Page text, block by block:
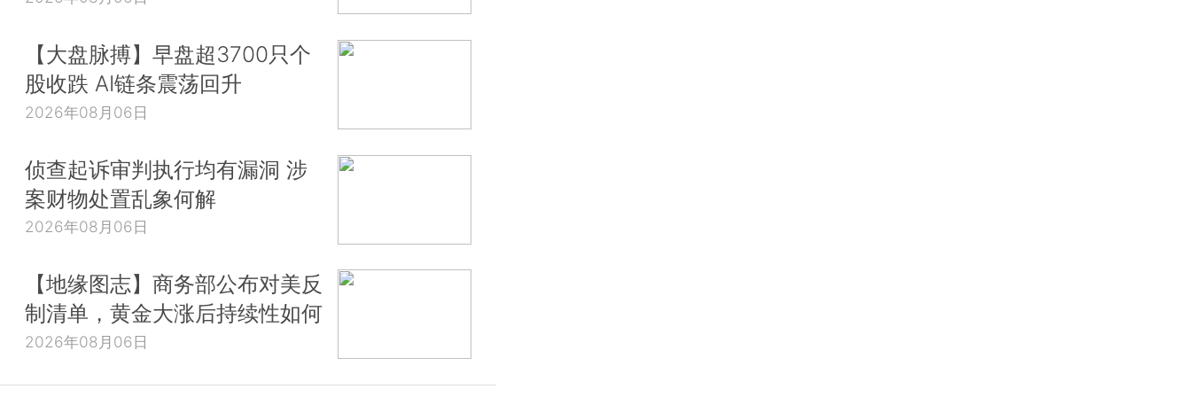
【大盘脉搏】早盘超3700只个
股收跌 AI链条震荡回升
2026年08月06日
侦查起诉审判执行均有漏洞 涉
案财物处置乱象何解
2026年08月06日
【地缘图志】商务部公布对美反
制清单，黄金大涨后持续性如何
2026年08月06日